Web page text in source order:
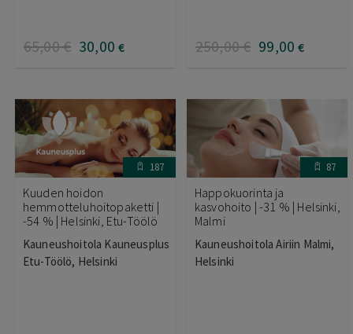
65,00€ 30,00 € 250,00€ 99,00 €
187
Kuuden hoidon
hemmotteluhoitopaketti |
-54 % | Helsinki, Etu-Töölö
Kauneushoitola Kauneusplus
Etu-Töölö, Helsinki
87
Happokuorinta ja
kasvohoito | -31 % | Helsinki,
Malmi
Kauneushoitola Airiin Malmi,
Helsinki